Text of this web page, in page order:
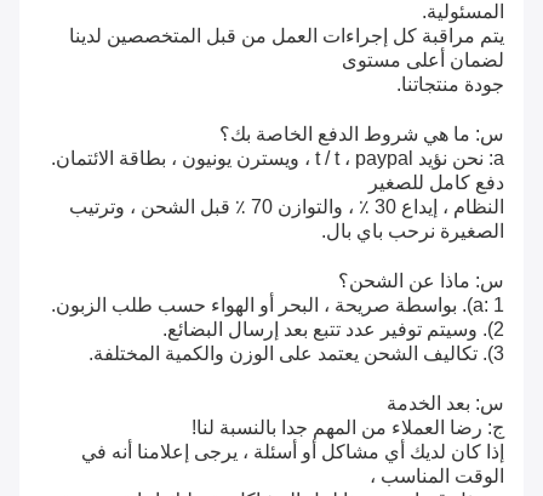
المسئولية.
يتم مراقبة كل إجراءات العمل من قبل المتخصصين لدينا
لضمان أعلى مستوى
جودة منتجاتنا.
س: ما هي شروط الدفع الخاصة بك؟
a: نحن نؤيد t / t ، paypal ، ويسترن يونيون ، بطاقة الائتمان.
دفع كامل للصغير
النظام ،
إيداع 30 ٪ ، والتوازن 70 ٪ قبل الشحن ، وترتيب
الصغيرة نرحب باي بال.
س: ماذا عن الشحن؟
a: 1). بواسطة صريحة ، البحر أو الهواء حسب طلب الزبون.
2). وسيتم توفير عدد تتبع بعد إرسال البضائع.
3). تكاليف الشحن يعتمد على الوزن والكمية المختلفة.
س: بعد الخدمة
ج: رضا العملاء من المهم جدا بالنسبة لنا!
إذا كان لديك أي مشاكل أو أسئلة ، يرجى إعلامنا أنه في
الوقت المناسب ،